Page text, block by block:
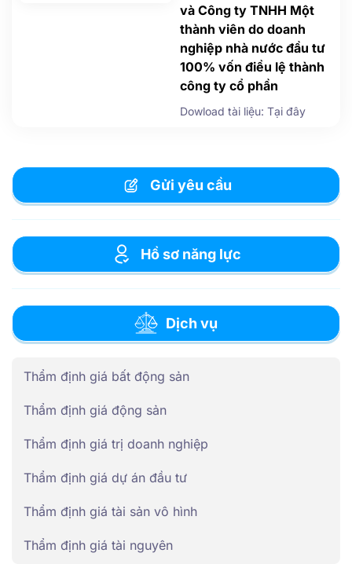
và Công ty TNHH Một
thành viên do doanh
nghiệp nhà nước đầu tư
100% vốn điều lệ thành
công ty cổ phần
Dowload tài liệu: Tại đây
Gửi yêu cầu
Hồ sơ năng lực
Dịch vụ
Thẩm định giá bất động sản
Thẩm định giá động sản
Thẩm định giá trị doanh nghiệp
Thẩm định giá dự án đầu tư
Thẩm định giá tài sản vô hình
Thẩm định giá tài nguyên